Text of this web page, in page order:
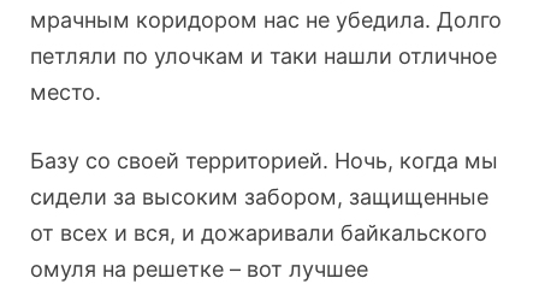
мрачным коридором нас не убедила. Долго
петляли по улочкам и таки нашли отличное
место.
Базу со своей территорией. Ночь, когда мы
сидели за высоким забором, защищенные
от всех и вся, и дожаривали байкальского
омуля на решетке – вот лучшее